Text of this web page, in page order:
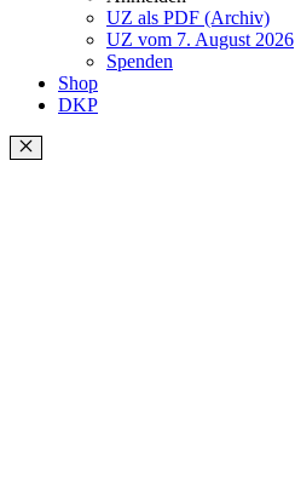
UZ als PDF (Archiv)
UZ vom 7. August 2026
Spenden
Shop
DKP
Schließen